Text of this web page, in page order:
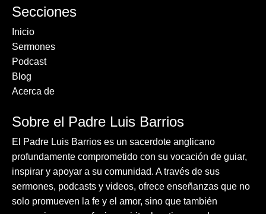
Secciones
Inicio
Sermones
Podcast
Blog
Acerca de
Sobre el Padre Luis Barrios
El Padre Luis Barrios es un sacerdote anglicano
profundamente comprometido con su vocación de guiar,
inspirar y apoyar a su comunidad. A través de sus
sermones, podcasts y videos, ofrece enseñanzas que no
solo promueven la fe y el amor, sino que también